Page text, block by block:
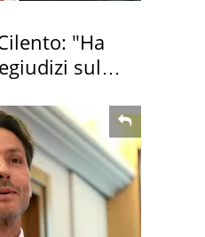
"Ha
sul